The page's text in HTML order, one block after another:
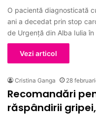
O pacientă diagnosticată
ani a decedat prin stop
de Urgență din Alba Iulia
Vezi articol
Cristina Ganga 28
Recomandări
răspândirii